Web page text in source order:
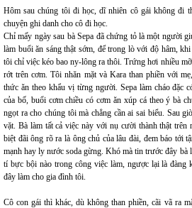
Hôm sau chúng tôi đi học, dĩ nhiên cô gái không đi
chuyện ghi danh cho cô đi học.
Chỉ mấy ngày sau bà Sepa đã chứng tỏ là một người
làm buổi ăn sáng thật sớm, để trong lò với độ hâm,
tôi chỉ việc kéo bao ny-lông ra thôi. Trứng hơi nhiều
rớt trên cơm. Tôi nhăn mặt và Kara than phiền với
thức ăn theo khẩu vị từng người. Sepa làm cháo đặc
của bố, buổi cơm chiều có cơm ăn xúp cá theo ý bà
ngọt ra cho chúng tôi mà chẳng cần ai sai biểu. Sau
vặt. Bà làm tất cả việc này với nụ cười thành thật trên
biệt đãi ông rõ ra là ông chủ của lâu đài, đem báo tới
mạnh hay ly nước soda gừng. Khó mà tin trước đây bà
tí bực bội nào trong công việc làm, ngược lại là đàng
đây làm cho gia đình tôi.
Cô con gái thì khác, dù không than phiền, cãi vã ra